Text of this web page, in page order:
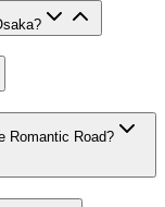
Romantic Road?